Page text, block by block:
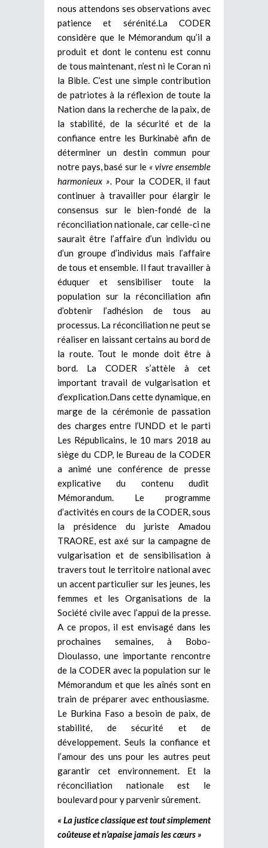
nous attendons ses observations avec
patience et sérénité.La CODER
considère que le Mémorandum qu’il a
produit et dont le contenu est connu
de tous maintenant, n’est ni le Coran ni
la Bible. C’est une simple contribution
de patriotes à la réflexion de toute la
Nation dans la recherche de la paix, de
la stabilité, de la sécurité et de la
confiance entre les Burkinabè afin de
déterminer un destin commun pour
notre pays, basé sur le « vivre ensemble
harmonieux » . Pour la CODER, il faut
continuer à travailler pour élargir le
consensus sur le bien-fondé de la
réconciliation nationale, car celle-ci ne
saurait être l’affaire d’un individu ou
d’un groupe d’individus mais l’affaire
de tous et ensemble. Il faut travailler à
éduquer et sensibiliser toute la
population sur la réconciliation afin
d’obtenir l’adhésion de tous au
processus. La réconciliation ne peut se
réaliser en laissant certains au bord de
la route. Tout le monde doit être à
bord. La CODER s’attèle à cet
important travail de vulgarisation et
d’explication.Dans cette dynamique, en
marge de la cérémonie de passation
des charges entre l’UNDD et le parti
Les Républicains, le 10 mars 2018 au
siège du CDP, le Bureau de la CODER
a animé une conférence de presse
explicative du contenu dudit
Mémorandum. Le programme
d’activités en cours de la CODER, sous
la présidence du juriste Amadou
TRAORE, est axé sur la campagne de
vulgarisation et de sensibilisation à
travers tout le territoire national avec
un accent particulier sur les jeunes, les
femmes et les Organisations de la
Société civile avec l’appui de la presse.
A ce propos, il est envisagé dans les
prochaines semaines, à Bobo-
Dioulasso, une importante rencontre
de la CODER avec la population sur le
Mémorandum et que les aînés sont en
train de préparer avec enthousiasme.
Le Burkina Faso a besoin de paix, de
stabilité, de sécurité et de
développement. Seuls la confiance et
l’amour des uns pour les autres peut
garantir cet environnement. Et la
réconciliation nationale est le
boulevard pour y parvenir sûrement.
« La justice classique est tout simplement
coûteuse et n’apaise jamais les cœurs »